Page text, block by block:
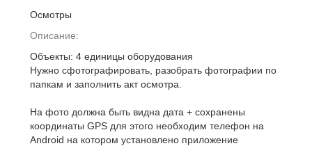
Осмотры
Описание:
Объекты: 4 единицы оборудования
Нужно сфотографировать, разобрать фотографии по
папкам и заполнить акт осмотра.
На фото должна быть видна дата + сохранены
координаты GPS для этого необходим телефон на
Android на котором установлено приложение